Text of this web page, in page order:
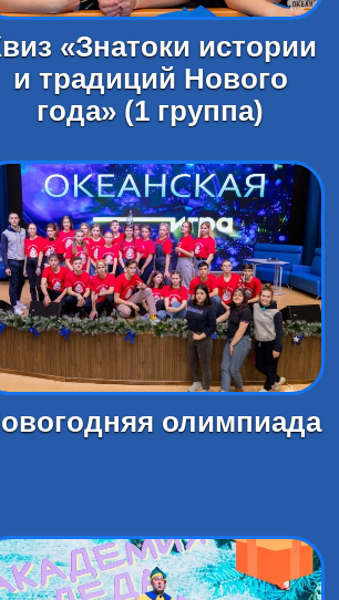
«Знатоки истории
и традиций Нового
года» (1 группа)
олимпиада